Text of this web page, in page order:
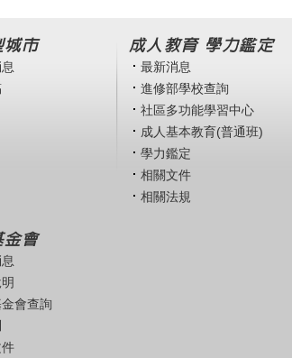
城市 成人教育 學力鑑定
最新消息
進修部學校查詢
社區多功能學習中心
成人基本教育(普通班)
學力鑑定
相關文件
相關法規
金會
會查詢